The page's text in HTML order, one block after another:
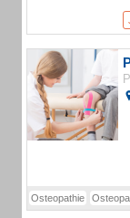
Osteopathie